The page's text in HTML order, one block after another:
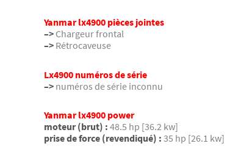
Yanmar lx4900 pièces jointes
–> Chargeur frontal
–> Rétrocaveuse
Lx4900 numéros de série
–> numéros de série inconnu
Yanmar lx4900 power
moteur (brut) : 48.5 hp [36.2 kw]
prise de force (revendiqué) : 35 hp [26.1 kw]